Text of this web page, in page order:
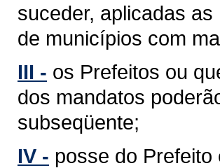
suceder, aplicadas
de municípios com
III - os Prefeitos ou
dos mandatos
subseqüente;
IV - posse do Prefeito